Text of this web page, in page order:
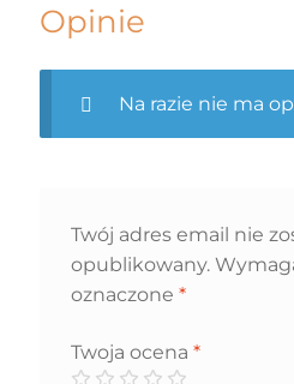
Opinie
Na razie nie ma
Twój adres email nie
opublikowany.
oznaczone *
Twoja ocena *